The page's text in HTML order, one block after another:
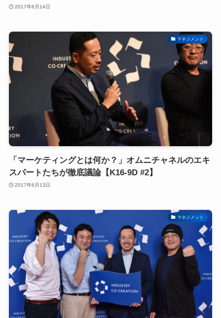
2017年6月14日
マネジメント
「マーケティングとは何か？」オムニチャネルのエキ
スパートたちが徹底議論【K16-9D #2】
2017年6月13日
マネジメント